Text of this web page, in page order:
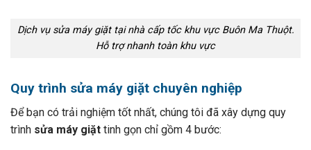
Dịch vụ sửa máy giặt tại nhà cấp tốc khu vực Buôn Ma Thuột.
Hỗ trợ nhanh toàn khu vực
Quy trình sửa máy giặt chuyên nghiệp
Để bạn có trải nghiệm tốt nhất, chúng tôi đã xây dựng quy
trình sửa máy giặt tinh gọn chỉ gồm 4 bước: